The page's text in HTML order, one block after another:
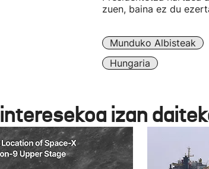
zuen, baina ez du
Munduko Albisteak
Hungaria
izan